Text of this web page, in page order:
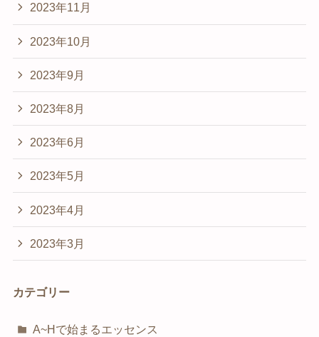
2023年11月
2023年10月
2023年9月
2023年8月
2023年6月
2023年5月
2023年4月
2023年3月
カテゴリー
A~Hで始まるエッセンス